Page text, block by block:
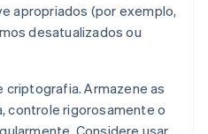
apropriados (por exemplo,
desatualizados ou
criptografia. Armazene as
controle rigorosamente o